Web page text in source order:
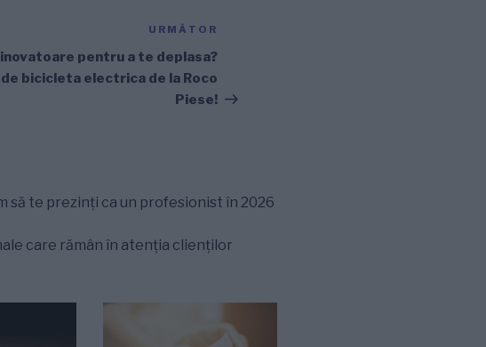
următor
URMĂTOR
pentru a te deplasa?
bicicleta electrica de la Roco
Piese!
să te prezinți ca un profesionist în 2026
care rămân în atenția clienților